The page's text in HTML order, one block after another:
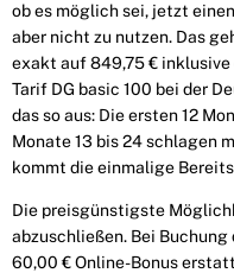
ob es möglich sei, jetzt
aber nicht zu nutzen. Das
exakt auf 849,75 €
Tarif DG basic 100 bei der
das so aus: Die ersten 12
Monate 13 bis 24 schlagen
kommt die einmalige
Die preisgünstigste
abzuschließen. Bei
60,00 € Online-Bonus